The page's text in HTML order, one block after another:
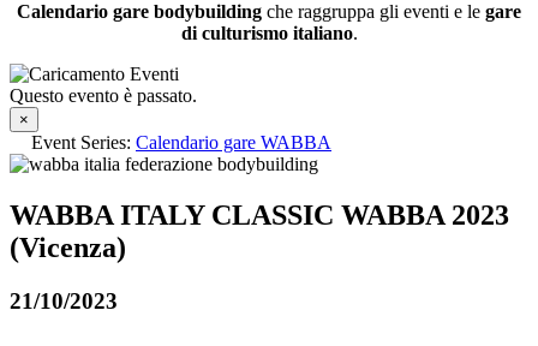
Calendario gare bodybuilding che raggruppa gli eventi e le gare
di culturismo italiano.
Questo evento è passato.
×
Event Series: Calendario gare WABBA
WABBA ITALY CLASSIC WABBA 2023
(Vicenza)
21/10/2023